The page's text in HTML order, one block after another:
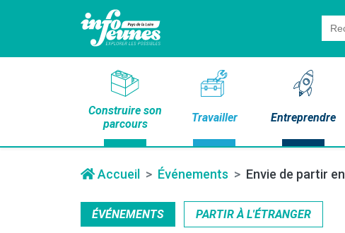
for:
Construire son
parcours
Travailler Entreprendre
Accueil Événements Envie de partir
ÉVÉNEMENTS PARTIR À L'ÉTRANGER